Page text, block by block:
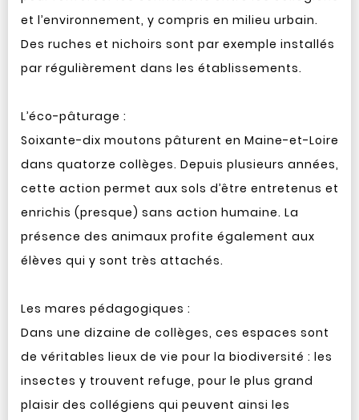
et l’environnement, y compris en milieu urbain.
Des ruches et nichoirs sont par exemple installés
par régulièrement dans les établissements.
L’éco-pâturage :
Soixante-dix moutons pâturent en Maine-et-Loire
dans quatorze collèges. Depuis plusieurs années,
cette action permet aux sols d’être entretenus et
enrichis (presque) sans action humaine. La
présence des animaux profite également aux
élèves qui y sont très attachés.
Les mares pédagogiques :
Dans une dizaine de collèges, ces espaces sont
de véritables lieux de vie pour la biodiversité : les
insectes y trouvent refuge, pour le plus grand
plaisir des collégiens qui peuvent ainsi les